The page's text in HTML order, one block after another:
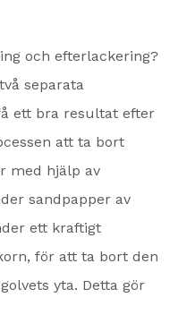
och efterlackering?
separata
ett bra resultat efter
att ta bort
med hjälp av
sandpapper av
ett kraftigt
för att ta bort den
yta. Detta gör